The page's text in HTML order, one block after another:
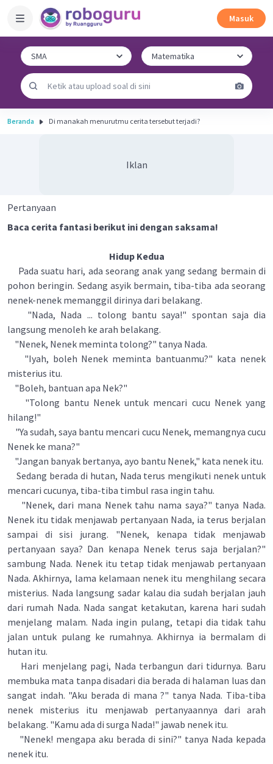
Masuk
Beranda Di manakah menurutmu cerita tersebut terjadi?
Iklan
Pertanyaan
Baca cerita fantasi berikut ini dengan saksama!
Hidup Kedua
Pada suatu hari, ada seorang anak yang sedang bermain di
pohon beringin. Sedang asyik bermain, tiba-tiba ada seorang
nenek-nenek memanggil dirinya dari belakang.
"Nada, Nada ... tolong bantu saya!" spontan saja dia
langsung menoleh ke arah belakang.
"Nenek, Nenek meminta tolong?" tanya Nada.
"Iyah, boleh Nenek meminta bantuanmu?" kata nenek
misterius itu.
"Boleh, bantuan apa Nek?"
"Tolong bantu Nenek untuk mencari cucu Nenek yang
hilang!"
"Ya sudah, saya bantu mencari cucu Nenek, memangnya cucu
Nenek ke mana?"
"Jangan banyak bertanya, ayo bantu Nenek," kata nenek itu.
Sedang berada di hutan, Nada terus mengikuti nenek untuk
mencari cucunya, tiba-tiba timbul rasa ingin tahu.
"Nenek, dari mana Nenek tahu nama saya?" tanya Nada.
Nenek itu tidak menjawab pertanyaan Nada, ia terus berjalan
sampai di sisi jurang. "Nenek, kenapa tidak menjawab
pertanyaan saya? Dan kenapa Nenek terus saja berjalan?"
sambung Nada. Nenek itu tetap tidak menjawab pertanyaan
Nada. Akhirnya, lama kelamaan nenek itu menghilang secara
misterius. Nada langsung sadar kalau dia sudah berjalan jauh
dari rumah Nada. Nada sangat ketakutan, karena hari sudah
menjelang malam. Nada ingin pulang, tetapi dia tidak tahu
jalan untuk pulang ke rumahnya. Akhirnya ia bermalam di
hutan itu.
Hari menjelang pagi, Nada terbangun dari tidurnya. Baru
membuka mata tanpa disadari dia berada di halaman luas dan
sangat indah. "Aku berada di mana ?" tanya Nada. Tiba-tiba
nenek misterius itu menjawab pertanyaannya dari arah
belakang. "Kamu ada di surga Nada!" jawab nenek itu.
"Nenek! mengapa aku berada di sini?" tanya Nada kepada
nenek itu.